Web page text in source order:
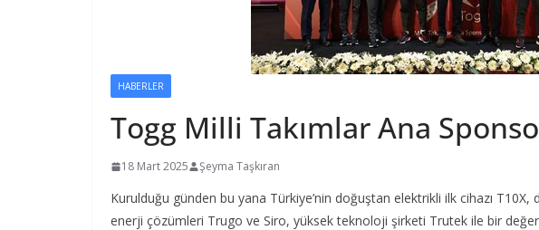
HABERLER
Togg Milli Takımlar Ana
18 Mart 2025 Şeyma Taşkıran
Kurulduğu günden bu yana Türkiye’nin doğuştan elektrikli ilk cihazı
enerji çözümleri Trugo ve Siro, yüksek teknoloji şirketi Trutek ile bir